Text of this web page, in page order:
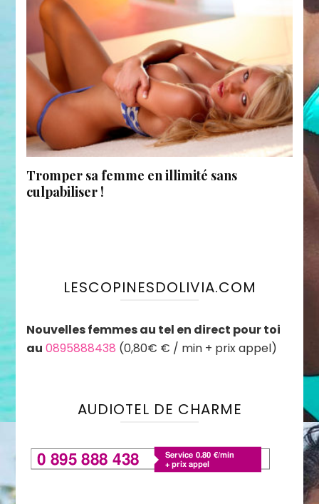
Tromper sa femme en illimité sans
culpabiliser !
LESCOPINESDOLIVIA.COM
Nouvelles femmes au tel en direct pour toi
au 0895888438 (0,80€ € / min + prix appel)
AUDIOTEL DE CHARME